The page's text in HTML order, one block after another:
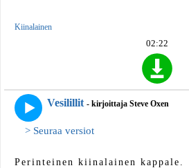
Kiinalainen
02:22
Vesilillit - kirjoittaja Steve Oxen
> Seuraa versiot
Perinteinen kiinalainen kappale.